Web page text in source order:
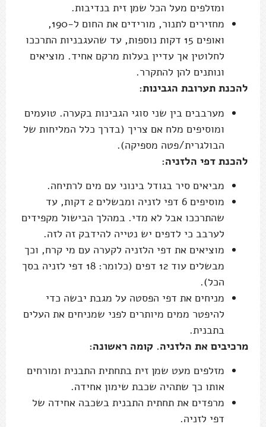
ומזלפים מעל הכל שמן זית בנדיבות.
מחזירים לתנור, מורידים את החום ל-190,
ואופים 15 דקות נוספות, עד שהעגבניות התרככו
לחלוטין אך עדיין בעלות מרקם אחיד. מוציאים
ונותנים להן להתקרר.
להכנת תערובת הגבינות:
מערבבים בין שני סוגי הגבינות בקערה. טועמים
ומוסיפים מלח אם צריך (בדרך כלל המליחות של
הבולגרית/פטה מספיקה).
להכנת דפי הלזניה:
מביאים סיר בגודל בינוני עם מים לרתיחה.
מוסיפים 6 דפי לזניה ומבשלים 2 דקות, עד
שהתרככו אבל לא מדי. במהלך הבישול מקפידים
לערבב כי לדפים יש נטייה להידבק זה לזה.
מוציאים את דפי הלזניה לקערה עם מי קרח, וכך
מבשלים עוד 12 דפים (כלומר: 18 דפי לזניה בסך
הכל).
מניחים את דפי הפסטה על מגבת יבשה כדי
להיפטר ממים מיותרים לפני שמניחים את העלים
בתבנית.
מרכיבים את הלזניה. קומה ראשונה:
מזלפים מעט שמן זית בתחתית התבנית ומורחים
אותו כך שתהיה שכבת שימון אחידה.
מרפדים את תחתית התבנית בשכבה אחידה של
דפי לזניה.